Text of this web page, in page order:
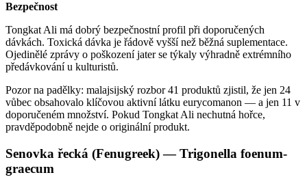
Bezpečnost
Tongkat Ali má dobrý bezpečnostní profil při doporučených
dávkách. Toxická dávka je řádově vyšší než běžná suplementace.
Ojedinělé zprávy o poškození jater se týkaly výhradně extrémního
předávkování u kulturistů.
Pozor na padělky: malajsijský rozbor 41 produktů zjistil, že jen 24
vůbec obsahovalo klíčovou aktivní látku eurycomanon — a jen 11 v
doporučeném množství. Pokud Tongkat Ali nechutná hořce,
pravděpodobně nejde o originální produkt.
Senovka řecká (Fenugreek) — Trigonella foenum-
graecum